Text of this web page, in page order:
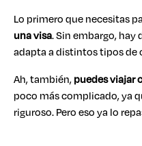
Lo primero que necesitas
una visa. Sin embargo, hay
adapta a distintos tipos de
Ah, también,puedes viajar
poco más complicado, ya
riguroso. Pero eso ya lo